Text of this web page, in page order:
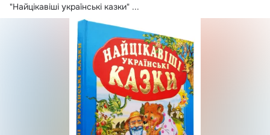
"Найцікавіші українські казки" ...